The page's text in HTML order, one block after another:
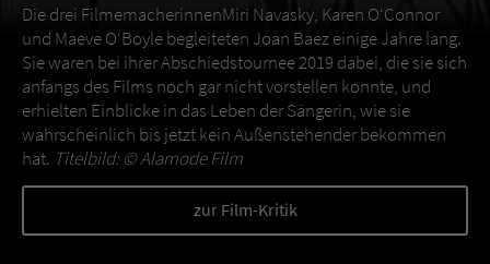
Die drei FilmemacherinnenMiri Navasky, Karen O‘Connor
und Maeve O‘Boyle begleiteten Joan Baez einige Jahre lang.
Sie waren bei ihrer Abschiedstournee 2019 dabei, die sie sich
anfangs des Films noch gar nicht vorstellen konnte, und
erhielten Einblicke in das Leben der Sängerin, wie sie
wahrscheinlich bis jetzt kein Außenstehender bekommen
hat. Titelbild: ©Alamode Film
zur Film-Kritik